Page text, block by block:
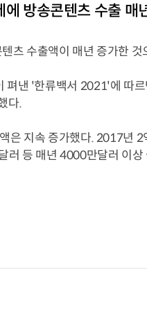
방송콘텐츠 수출 매
츠 수출액이 매년 증가한 것
펴낸 '한류백서 2021'에 따
다.
은 지속 증가했다. 2017년
등 매년 4000만달러 이